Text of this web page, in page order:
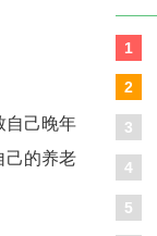
自己晚年
己的养老
1
2
3
4
5